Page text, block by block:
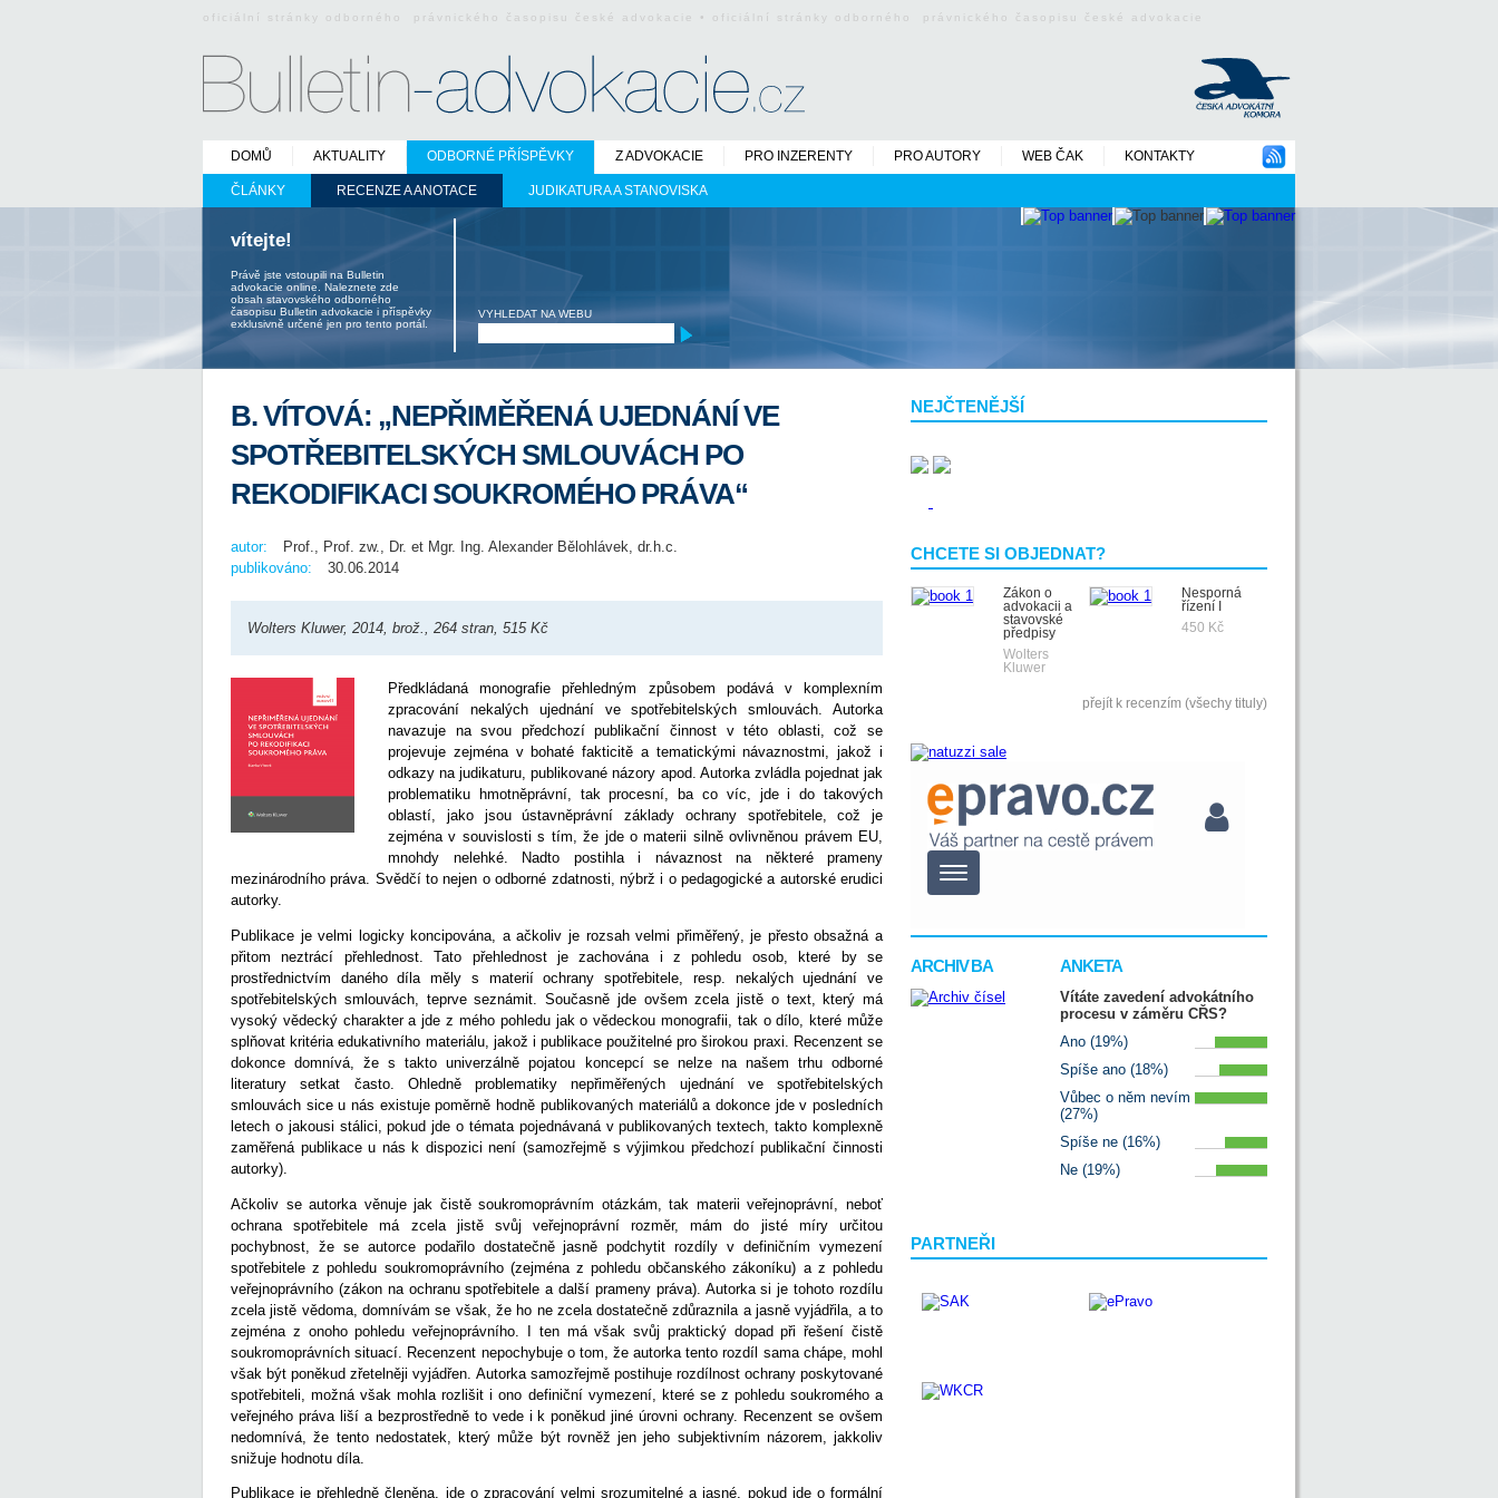
oficiální stránky odborného právnického časopisu české advokacie • oficiální stránky odborného právnického časopisu české advokacie
DOMŮ AKTUALITY ODBORNÉ PŘÍSPĚVKY
ČLÁNKY RECENZE A ANOTACE JUDIKATURA A STANOVISKA
Z ADVOKACIE PRO INZERENTY PRO AUTORY WEB ČAK KONTAKTY
vítejte!
Právě jste vstoupili na Bulletin
advokacie online. Naleznete zde
obsah stavovského odborného
časopisu Bulletin advokacie i příspěvky
exklusivně určené jen pro tento portál.
VYHLEDAT NA WEBU
NEJČTENĚJŠÍ
CHCETE SI OBJEDNAT?
Zákon o
advokacii a
stavovské
předpisy
Wolters
Kluwer
Nesporná
řízení I
450 Kč
přejít k recenzím (všechy tituly)
ARCHIV BA ANKETA
Vítáte zavedení advokátního
procesu v záměru CŘS?
Ano (19%)
Spíše ano (18%)
Vůbec o něm nevím
(27%)
Spíše ne (16%)
Ne (19%)
PARTNEŘI
B. VÍTOVÁ: „NEPŘIMĚŘENÁ UJEDNÁNÍ VE
SPOTŘEBITELSKÝCH SMLOUVÁCH PO
REKODIFIKACI SOUKROMÉHO PRÁVA“
autor:
Prof., Prof. zw., Dr. et Mgr. Ing. Alexander Bělohlávek, dr.h.c.
publikováno:
30.06.2014
Wolters Kluwer, 2014, brož., 264 stran, 515 Kč
Předkládaná monografie přehledným způsobem podává v komplexním
zpracování nekalých ujednání ve spotřebitelských smlouvách. Autorka
navazuje na svou předchozí publikační činnost v této oblasti, což se
projevuje zejména v bohaté fakticitě a tematickými návaznostmi, jakož i
odkazy na judikaturu, publikované názory apod. Autorka zvládla pojednat jak
problematiku hmotněprávní, tak procesní, ba co víc, jde i do takových
oblastí, jako jsou ústavněprávní základy ochrany spotřebitele, což je
zejména v souvislosti s tím, že jde o materii silně ovlivněnou právem EU,
mnohdy nelehké. Nadto postihla i návaznost na některé prameny
mezinárodního práva. Svědčí to nejen o odborné zdatnosti, nýbrž i o pedagogické a autorské erudici
autorky.
Publikace je velmi logicky koncipována, a ačkoliv je rozsah velmi přiměřený, je přesto obsažná a
přitom neztrácí přehlednost. Tato přehlednost je zachována i z pohledu osob, které by se
prostřednictvím daného díla měly s materií ochrany spotřebitele, resp. nekalých ujednání ve
spotřebitelských smlouvách, teprve seznámit. Současně jde ovšem zcela jistě o text, který má
vysoký vědecký charakter a jde z mého pohledu jak o vědeckou monografii, tak o dílo, které může
splňovat kritéria edukativního materiálu, jakož i publikace použitelné pro širokou praxi. Recenzent se
dokonce domnívá, že s takto univerzálně pojatou koncepcí se nelze na našem trhu odborné
literatury setkat často. Ohledně problematiky nepřiměřených ujednání ve spotřebitelských
smlouvách sice u nás existuje poměrně hodně publikovaných materiálů a dokonce jde v posledních
letech o jakousi stálici, pokud jde o témata pojednávaná v publikovaných textech, takto komplexně
zaměřená publikace u nás k dispozici není (samozřejmě s výjimkou předchozí publikační činnosti
autorky).
Ačkoliv se autorka věnuje jak čistě soukromoprávním otázkám, tak materii veřejnoprávní, neboť
ochrana spotřebitele má zcela jistě svůj veřejnoprávní rozměr, mám do jisté míry určitou
pochybnost, že se autorce podařilo dostatečně jasně podchytit rozdíly v definičním vymezení
spotřebitele z pohledu soukromoprávního (zejména z pohledu občanského zákoníku) a z pohledu
veřejnoprávního (zákon na ochranu spotřebitele a další prameny práva). Autorka si je tohoto rozdílu
zcela jistě vědoma, domnívám se však, že ho ne zcela dostatečně zdůraznila a jasně vyjádřila, a to
zejména z onoho pohledu veřejnoprávního. I ten má však svůj praktický dopad při řešení čistě
soukromoprávních situací. Recenzent nepochybuje o tom, že autorka tento rozdíl sama chápe, mohl
však být poněkud zřetelněji vyjádřen. Autorka samozřejmě postihuje rozdílnost ochrany poskytované
spotřebiteli, možná však mohla rozlišit i ono definiční vymezení, které se z pohledu soukromého a
veřejného práva liší a bezprostředně to vede i k poněkud jiné úrovni ochrany. Recenzent se ovšem
nedomnívá, že tento nedostatek, který může být rovněž jen jeho subjektivním názorem, jakkoliv
snižuje hodnotu díla.
Publikace je přehledně členěna, jde o zpracování velmi srozumitelné a jasné, pokud jde o formální